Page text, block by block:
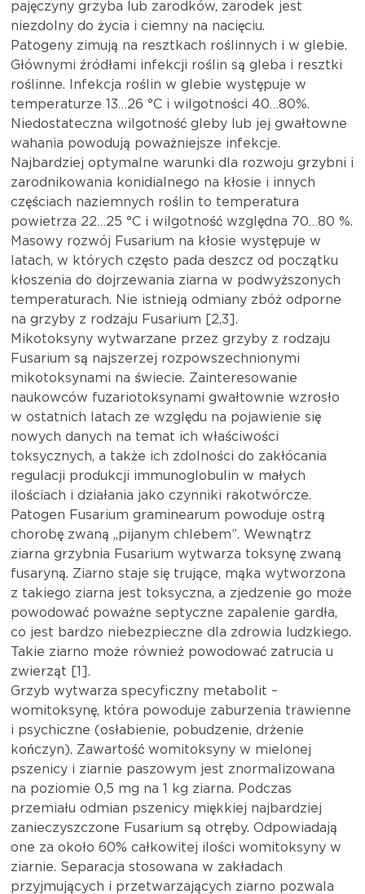
pajęczyny grzyba lub zarodków, zarodek jest
niezdolny do życia i ciemny na nacięciu.
Patogeny zimują na resztkach roślinnych i w glebie.
Głównymi źródłami infekcji roślin są gleba i resztki
roślinne. Infekcja roślin w glebie występuje w
temperaturze 13…26 °C i wilgotności 40…80%.
Niedostateczna wilgotność gleby lub jej gwałtowne
wahania powodują poważniejsze infekcje.
Najbardziej optymalne warunki dla rozwoju grzybni i
zarodnikowania konidialnego na kłosie i innych
częściach naziemnych roślin to temperatura
powietrza 22…25 °C i wilgotność względna 70…80 %.
Masowy rozwój Fusarium na kłosie występuje w
latach, w których często pada deszcz od początku
kłoszenia do dojrzewania ziarna w podwyższonych
temperaturach. Nie istnieją odmiany zbóż odporne
na grzyby z rodzaju Fusarium [2,3].
Mikotoksyny wytwarzane przez grzyby z rodzaju
Fusarium są najszerzej rozpowszechnionymi
mikotoksynami na świecie. Zainteresowanie
naukowców fuzariotoksynami gwałtownie wzrosło
w ostatnich latach ze względu na pojawienie się
nowych danych na temat ich właściwości
toksycznych, a także ich zdolności do zakłócania
regulacji produkcji immunoglobulin w małych
ilościach i działania jako czynniki rakotwórcze.
Patogen Fusarium graminearum powoduje ostrą
chorobę zwaną „pijanym chlebem”. Wewnątrz
ziarna grzybnia Fusarium wytwarza toksynę zwaną
fusaryną. Ziarno staje się trujące, mąka wytworzona
z takiego ziarna jest toksyczna, a zjedzenie go może
powodować poważne septyczne zapalenie gardła,
co jest bardzo niebezpieczne dla zdrowia ludzkiego.
Takie ziarno może również powodować zatrucia u
zwierząt [1].
Grzyb wytwarza specyficzny metabolit –
womitoksynę, która powoduje zaburzenia trawienne
i psychiczne (osłabienie, pobudzenie, drżenie
kończyn). Zawartość womitoksyny w mielonej
pszenicy i ziarnie paszowym jest znormalizowana
na poziomie 0,5 mg na 1 kg ziarna. Podczas
przemiału odmian pszenicy miękkiej najbardziej
zanieczyszczone Fusarium są otręby. Odpowiadają
one za około 60% całkowitej ilości womitoksyny w
ziarnie. Separacja stosowana w zakładach
przyjmujących i przetwarzających ziarno pozwala